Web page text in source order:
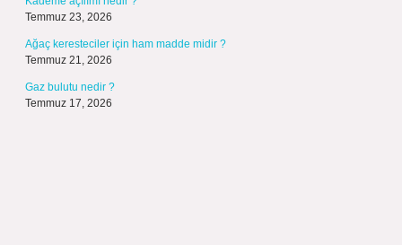
Temmuz 23, 2026
Ağaç keresteciler için ham madde midir ?
Temmuz 21, 2026
Gaz bulutu nedir ?
Temmuz 17, 2026